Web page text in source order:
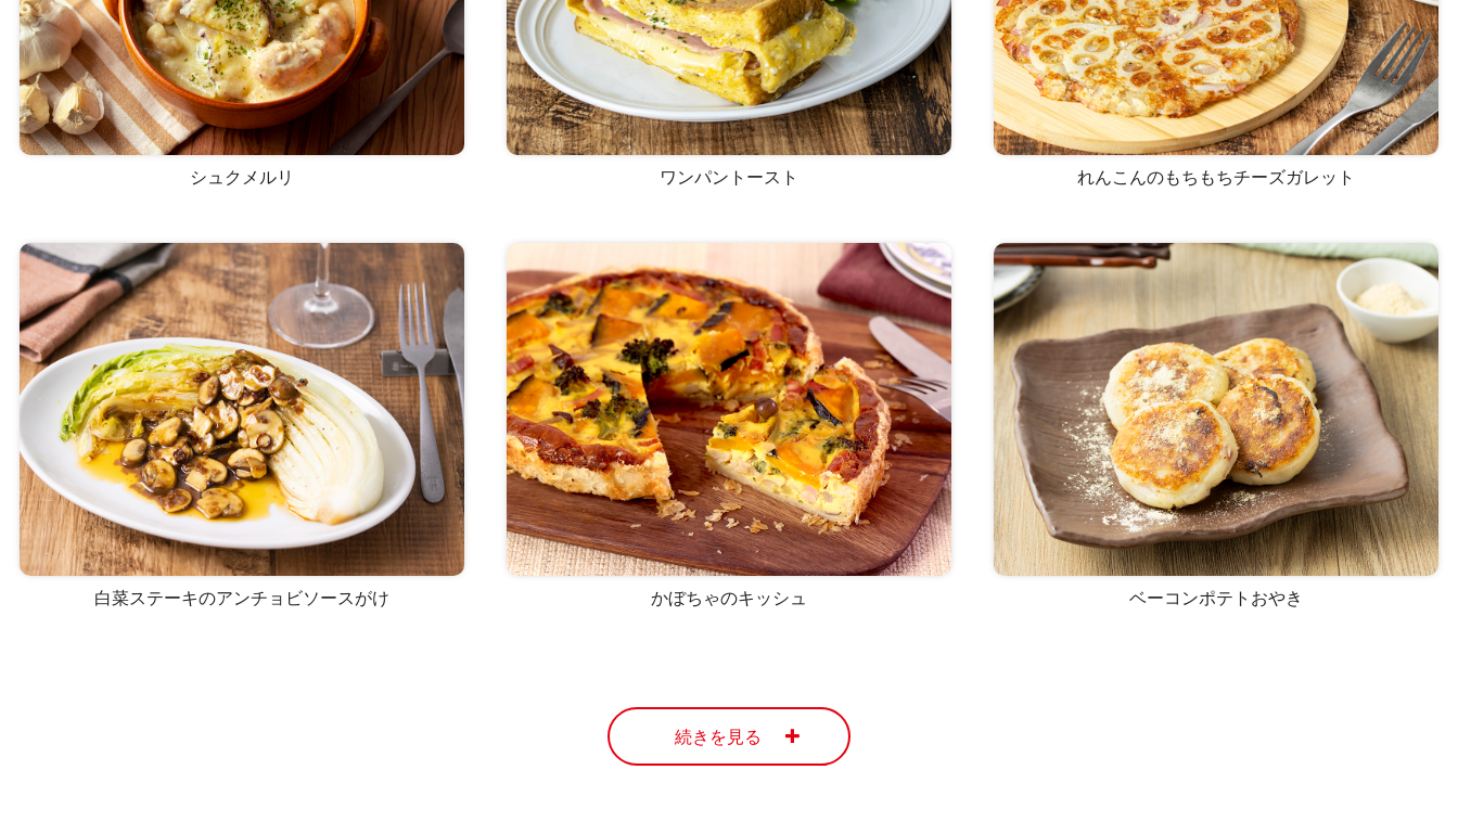
シュクメルリ ワンパントースト れんこんのもちもちチーズガレット
白菜ステーキのアンチョビソースがけ かぼちゃのキッシュ ベーコンポテトおやき
続きを見る